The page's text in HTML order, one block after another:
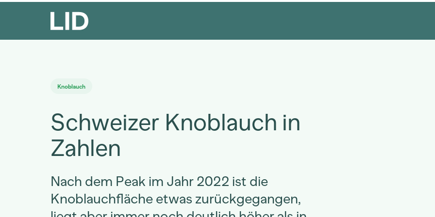
Knoblauch
Schweizer Knoblauch in
Zahlen
Nach dem Peak im Jahr 2022 ist die
Knoblauchfläche etwas zurückgegangen,